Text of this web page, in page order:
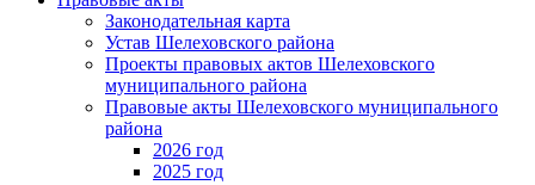
Законодательная карта
Устав Шелеховского района
Проекты правовых актов Шелеховского
муниципального района
Правовые акты Шелеховского муниципального
района
2026 год
2025 год